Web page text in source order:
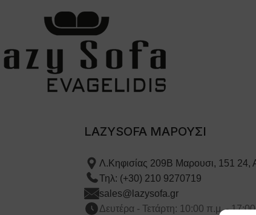
LAZYSOFA ΜΑΡΟΥΣΙ
Λ.Κηφισίας 209Β Μαρουσι, 151 24,
Τηλ: (+30) 210 9270719
sales@lazysofa.gr
Δευτέρα - Τετάρτη: 10:00 π.μ. -